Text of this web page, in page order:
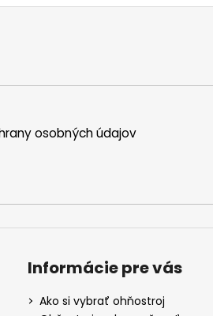
osobných údajov
Informácie pre vás
Ako si vybrať ohňostroj